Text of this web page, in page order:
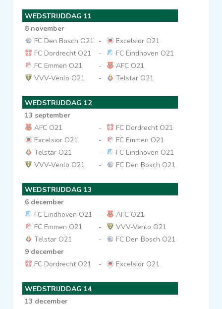
WEDSTRIJDDAG 11
8 november
FC Den Bosch O21
-
Excelsior O21
FC Dordrecht O21
-
FC Eindhoven O21
FC Emmen O21
-
AFC O21
VVV-Venlo O21
- Telstar O21
WEDSTRIJDDAG 12
13 september
AFC O21
-
FC Dordrecht O21
Excelsior O21
-
FC Emmen O21
Telstar O21
-
FC Eindhoven O21
VVV-Venlo O21
- FC Den Bosch O21
WEDSTRIJDDAG 13
6 december
FC Eindhoven O21
-
AFC O21
FC Emmen O21
-
VVV-Venlo O21
Telstar O21
-
FC Den Bosch O21
9 december
FC Dordrecht O21
- Excelsior O21
WEDSTRIJDDAG 14
13 december